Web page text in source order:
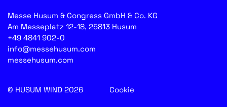
Messe Husum & Congress GmbH & Co. KG
Am Messeplatz 12-18, 25813 Husum
+49 4841 902-0
info@messehusum.com
messehusum.com
© HUSUM WIND 2026 Cookie